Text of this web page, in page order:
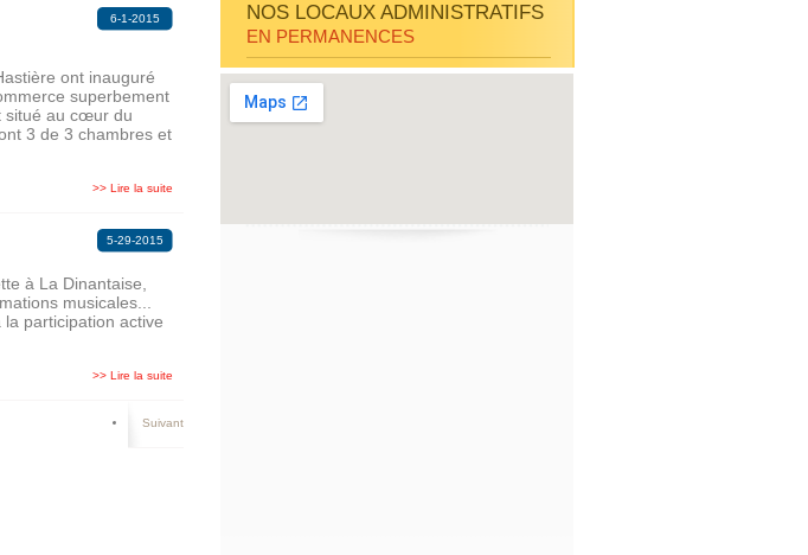
6-1-2015
ont inauguré
superbement
situé au cœur du
3 de 3 chambres et
>> Lire la suite
5-29-2015
à La Dinantaise,
musicales...
participation active
>> Lire la suite
Suivant
NOS LOCAUX ADMINISTRATIFS
EN PERMANENCES